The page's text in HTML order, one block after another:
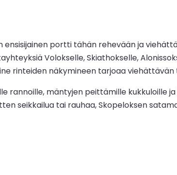
portti tähän rehevään ja
Volokselle, Skiathokselle,
rinteiden näkymineen tarjoaa viehättävän
mäntyjen peittämille kukkuloille
seikkailua tai rauhaa, Skopeloksen